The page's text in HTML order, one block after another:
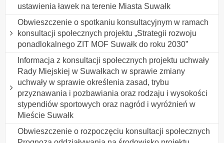
ustawienia ławek na terenie Miasta Suwałk
Obwieszczenie o spotkaniu konsultacyjnym w ramach
konsultacji społecznych projektu „Strategii rozwoju
ponadlokalnego ZIT MOF Suwałk do roku 2030”
Informacja z konsultacji społecznych projektu uchwały
Rady Miejskiej w Suwałkach w sprawie zmiany
uchwały w sprawie określenia zasad, trybu
przyznawania i pozbawiania oraz rodzaju i wysokości
stypendiów sportowych oraz nagród i wyróżnień w
Mieście Suwałk
Obwieszczenie o rozpoczęciu konsultacji społecznych